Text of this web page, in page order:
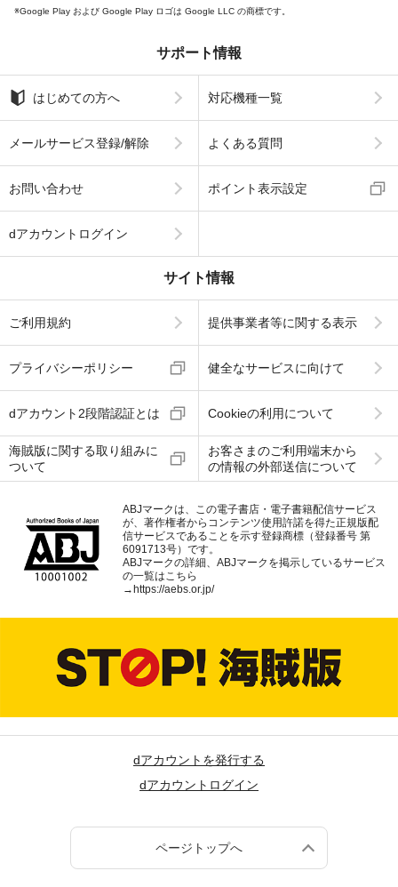
Google Play および Google Play ロゴは Google LLC の商標です。
サポート情報
はじめての方へ 対応機種一覧
メールサービス登録/解除 よくある質問
お問い合わせ ポイント表示設定
dアカウントログイン
サイト情報
ご利用規約 提供事業者等に関する表示
プライバシーポリシー 健全なサービスに向けて
dアカウント2段階認証とは Cookieの利用について
海賊版に関する取り組みに
ついて
お客さまのご利用端末から
の情報の外部送信について
ABJマークは、この電子書店・電子書籍配信サービス
が、著作権者からコンテンツ使用許諾を得た正規版配
信サービスであることを示す登録商標（登録番号 第
6091713号）です。
ABJマークの詳細、ABJマークを掲示しているサービス
の一覧はこちら
→ https://aebs.or.jp/
dアカウントを発行する
dアカウントログイン
ページトップへ